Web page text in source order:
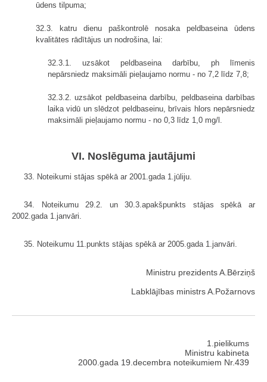
ūdens tilpuma;
32.3. katru dienu paškontrolē nosaka peldbaseina ūdens
kvalitātes rādītājus un nodrošina, lai:
32.3.1. uzsākot peldbaseina darbību, ph līmenis
nepārsniedz maksimāli pieļaujamo normu - no 7,2 līdz 7,8;
32.3.2. uzsākot peldbaseina darbību, peldbaseina darbības
laika vidū un slēdzot peldbaseinu, brīvais hlors nepārsniedz
maksimāli pieļaujamo normu - no 0,3 līdz 1,0 mg/l.
VI. Noslēguma jautājumi
33. Noteikumi stājas spēkā ar 2001.gada 1.jūliju.
34. Noteikumu 29.2. un 30.3.apakšpunkts stājas spēkā ar
2002.gada 1.janvāri.
35. Noteikumu 11.punkts stājas spēkā ar 2005.gada 1.janvāri.
Ministru prezidents A.Bērziņš
Labklājības ministrs A.Požarnovs
1.pielikums
Ministru kabineta
2000.gada 19.decembra noteikumiem Nr.439